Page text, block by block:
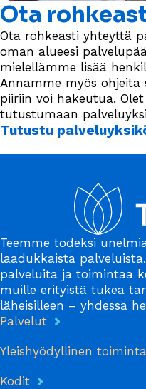
Ota
Ota rohkeasti yhteyttä
oman alueesi
mielellämme lisää
Annamme myös ohjeita
piiriin voi hakeutua.
tutustumaan
Tutustu
Teemme todeksi
laadukkaista
palveluita ja toimintaa
muille erityistä tukea
läheisilleen – yhdessä
Palvelut
Yleishyödyllinen toiminta
Kodit